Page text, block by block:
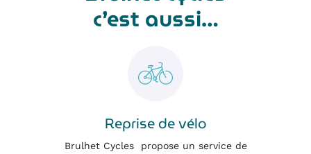
c’est aussi…
Reprise de vélo
Brulhet Cycles propose un service de